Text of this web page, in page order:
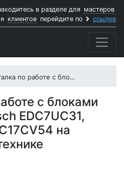
в разделе для мастеров
клиентов перейдите по ссылке
Шпаргалка по работе с блоками управления Bosch EDC7UC31, EDC17CV44, EDC17CV54 на коммерческой технике
с блоками
EDC7UC31,
на